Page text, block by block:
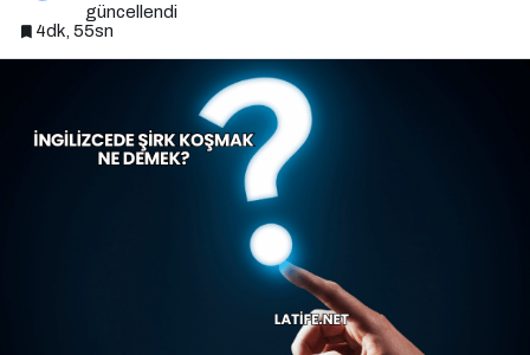
güncellendi
4dk, 55sn